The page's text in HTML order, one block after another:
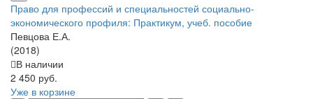
Право для профессий и специальностей социально-
экономического профиля: Практикум, учеб. пособие
Певцова Е.А.
(2018)
В наличии
2 450 руб.
Уже в корзине